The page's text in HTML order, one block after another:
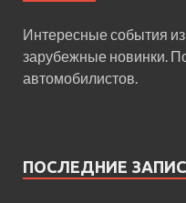
Интересные события
зарубежные новинки.
автомобилистов.
ПОСЛЕДНИЕ